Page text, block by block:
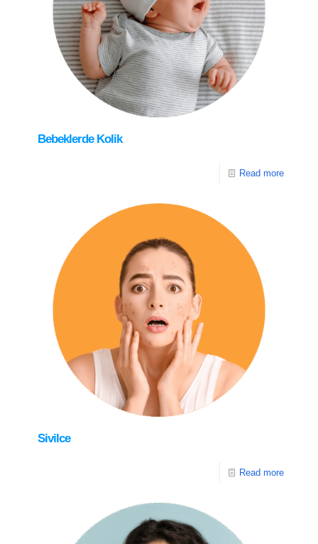
Bebeklerde Kolik
Read more
Sivilce
Read more